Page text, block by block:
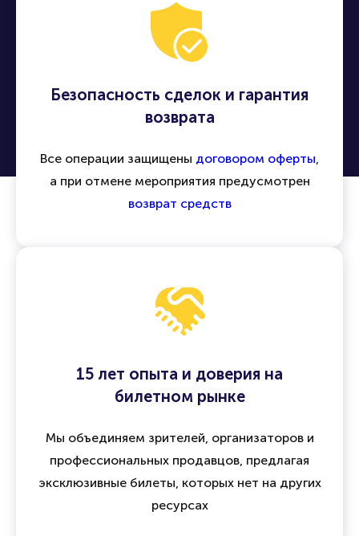
Безопасность сделок и гарантия
возврата
Все операции защищены договором оферты,
а при отмене мероприятия предусмотрен
возврат средств
15 лет опыта и доверия на
билетном рынке
Мы объединяем зрителей, организаторов и
профессиональных продавцов, предлагая
эксклюзивные билеты, которых нет на других
ресурсах